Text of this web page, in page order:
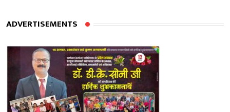
ADVERTISEMENTS